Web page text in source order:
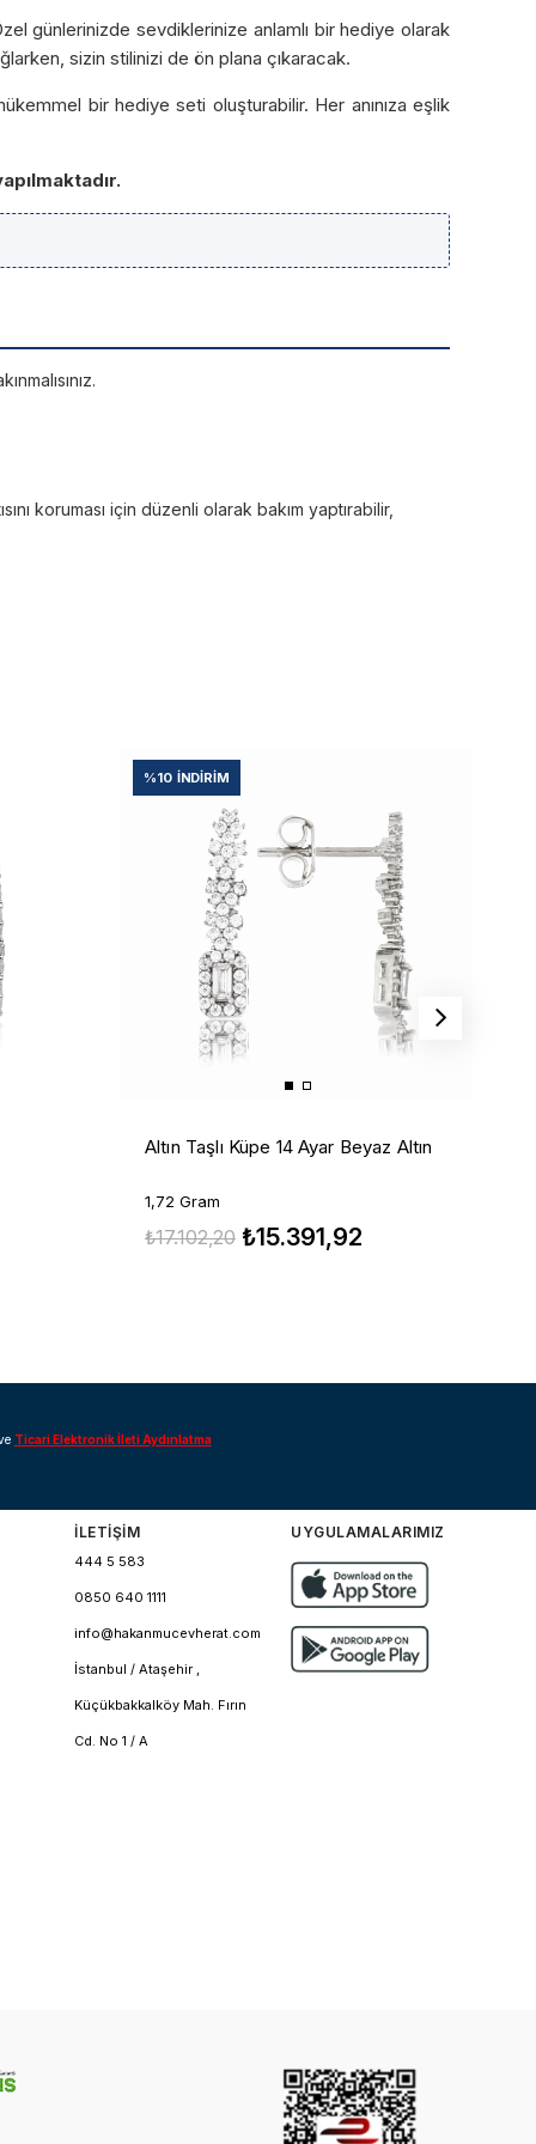
günlerinizde sevdiklerinize anlamlı bir hediye olarak
sizin stilinizi de ön plana çıkaracak.
bir hediye seti oluşturabilir. Her anınıza eşlik
koruması için düzenli olarak bakım yaptırabilir,
Altın Taşlı Küpe 14 Ayar Beyaz Altın
1,72 Gram
₺15.391,92
₺17.102,20
%10 İNDIRIM
Ticari Elektronik İleti Aydınlatma
İLETİŞİM
444 5 583
0850 640 1111
info@hakanmucevherat.com
İstanbul / Ataşehir ,
Küçükbakkalköy Mah. Fırın
Cd. No 1 / A
UYGULAMALARIMIZ